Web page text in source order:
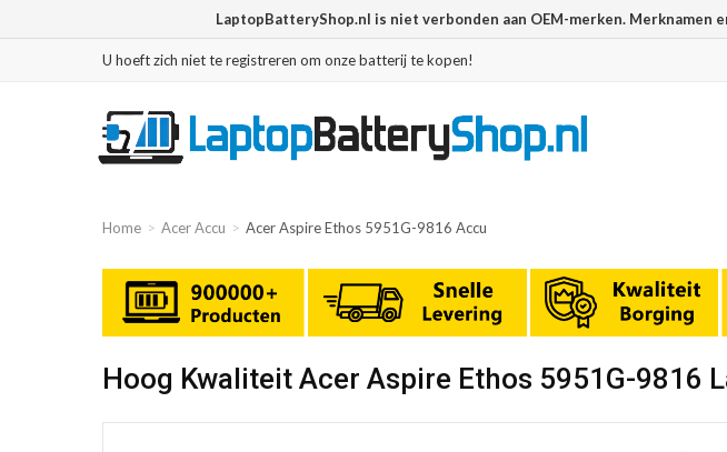
LaptopBatteryShop.nl is niet verbonden aan OEM-merken.
U hoeft zich niet te registreren om onze batterij te kopen!
Home Acer Accu Acer Aspire Ethos 5951G-9816 Accu
Hoog Kwaliteit Acer Aspire Ethos 5951G-9816